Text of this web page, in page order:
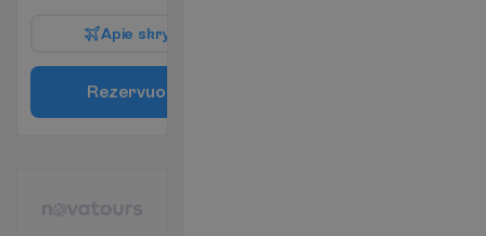
Apie skry
Rezervuo